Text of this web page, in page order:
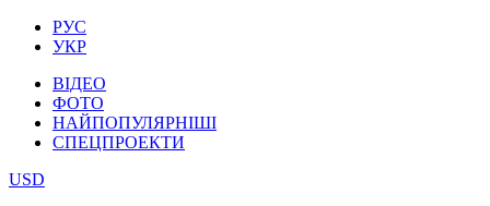
РУС
УКР
ВІДЕО
ФОТО
НАЙПОПУЛЯРНІШІ
СПЕЦПРОЕКТИ
USD